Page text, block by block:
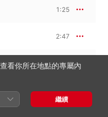
1:25
2:47
2:16
1:35
看你所在地點的專屬內
繼續